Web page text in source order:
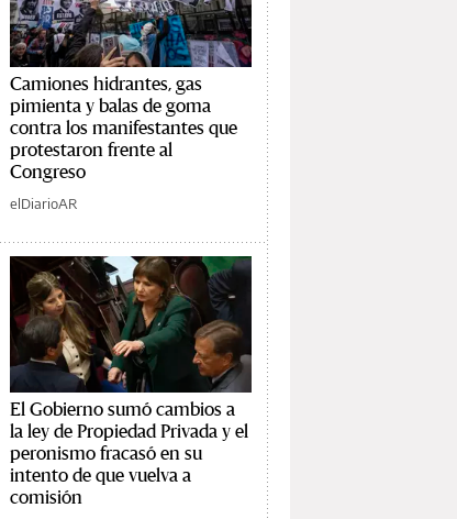
Camiones hidrantes, gas
pimienta y balas de goma
contra los manifestantes que
protestaron frente al
Congreso
elDiarioAR
El Gobierno sumó cambios a
la ley de Propiedad Privada y el
peronismo fracasó en su
intento de que vuelva a
comisión